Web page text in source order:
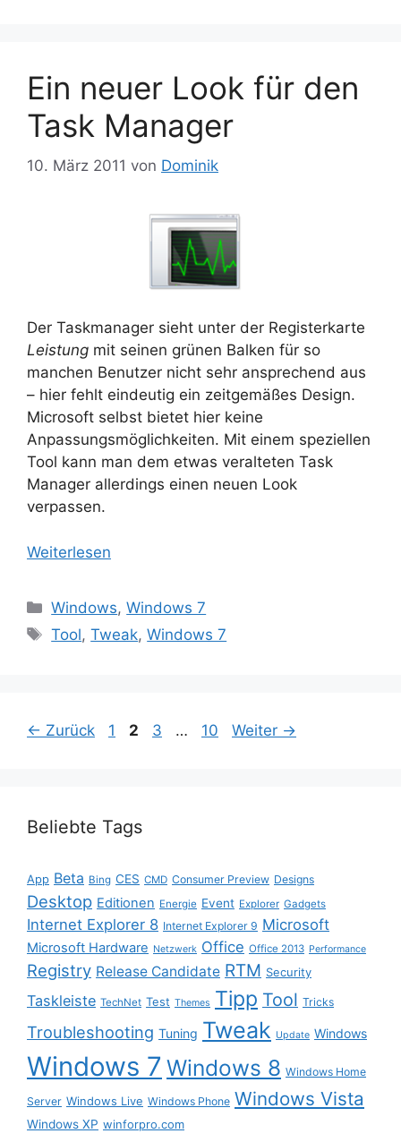
Ein neuer Look für den
Task Manager
10. März 2011 von Dominik
Der Taskmanager sieht unter der Registerkarte
Leistung mit seinen grünen Balken für so
manchen Benutzer nicht sehr ansprechend aus
– hier fehlt eindeutig ein zeitgemäßes Design.
Microsoft selbst bietet hier keine
Anpassungsmöglichkeiten. Mit einem speziellen
Tool kann man dem etwas veralteten Task
Manager allerdings einen neuen Look
verpassen.
Weiterlesen
Kategorien
Windows,Windows 7
Schlagwörter
Tool,Tweak,Windows 7
← Zurück Seite
1 Seite
2 Seite
3 … Seite
10 Weiter →
Beliebte Tags
App Beta Bing CES CMD Consumer Preview Designs
Desktop Editionen Energie Event Explorer Gadgets
Internet Explorer 8 Internet Explorer 9 Microsoft
Microsoft Hardware Netzwerk Office Office 2013 Performance
Registry Release Candidate RTM Security
Taskleiste TechNet Test Themes Tipp Tool Tricks
Troubleshooting Tuning Tweak Update Windows
Windows 7 Windows 8 Windows Home
Server Windows Live Windows Phone Windows Vista
Windows XP winforpro.com